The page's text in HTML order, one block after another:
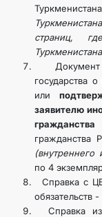
страниц,
Документ
государства
или
заявителю
гражданства
по 4
Справка с
обязательств -
Справка из